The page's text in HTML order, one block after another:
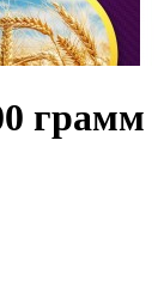
грамм